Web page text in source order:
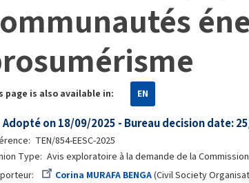
page is also available in: EN
Adopté on 18/09/2025 - Bureau decision date:
TEN/854-EESC-2025
Type Avis exploratoire à la demande de la Commission
Corina MURAFA BENGA Civil Society